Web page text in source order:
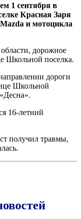
1 сентября в
Красная Заря
и мотоцикла
дорожное
Школьной поселка.
дороги
Школьной
16-летний
получил травмы,